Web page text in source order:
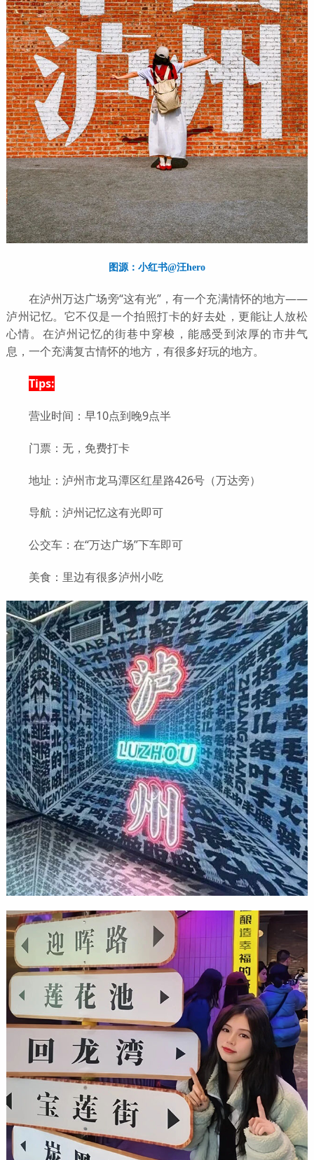
图源：小红书@汪hero
在泸州万达广场旁“这有光”，有一个充满情怀的地方——
泸州记忆。它不仅是一个拍照打卡的好去处，更能让人放松
心情。在泸州记忆的街巷中穿梭，能感受到浓厚的市井气
息，一个充满复古情怀的地方，有很多好玩的地方。
Tips:
营业时间：早10点到晚9点半
门票：无，免费打卡
地址：泸州市龙马潭区红星路426号（万达旁）
导航：泸州记忆这有光即可
公交车：在“万达广场”下车即可
美食：里边有很多泸州小吃